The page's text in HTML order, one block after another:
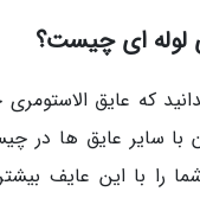
لوله ای چیست؟
که عایق
با سایر عایق ها در
را با این عایف